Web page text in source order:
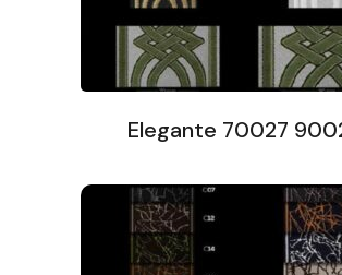
Elegante 70027